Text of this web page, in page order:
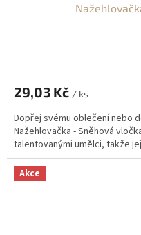
29,03 Kč / ks
Dopřej svému oblečení nebo
Nažehlovačka - Sněhová
talentovanými umělci, takže
Akce